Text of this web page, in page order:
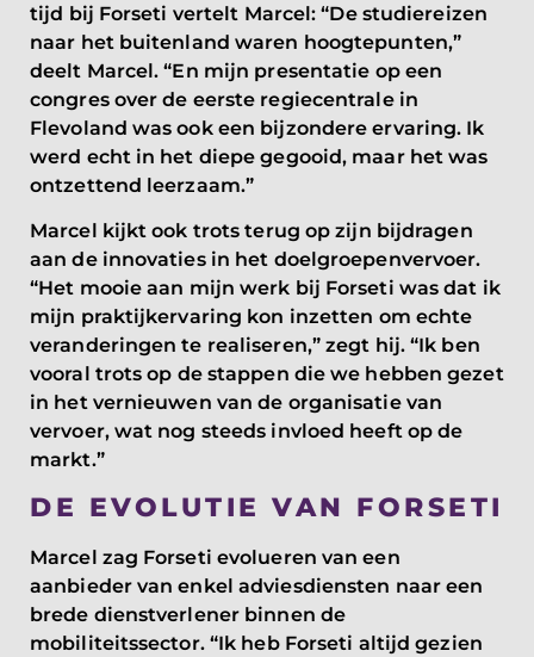
tijd bij Forseti vertelt Marcel: “De studiereizen
naar het buitenland waren hoogtepunten,”
deelt Marcel. “En mijn presentatie op een
congres over de eerste regiecentrale in
Flevoland was ook een bijzondere ervaring. Ik
werd echt in het diepe gegooid, maar het was
ontzettend leerzaam.”
Marcel kijkt ook trots terug op zijn bijdragen
aan de innovaties in het doelgroepenvervoer.
“Het mooie aan mijn werk bij Forseti was dat ik
mijn praktijkervaring kon inzetten om echte
veranderingen te realiseren,” zegt hij. “Ik ben
vooral trots op de stappen die we hebben gezet
in het vernieuwen van de organisatie van
vervoer, wat nog steeds invloed heeft op de
markt.”
DE EVOLUTIE VAN FORSETI
Marcel zag Forseti evolueren van een
aanbieder van enkel adviesdiensten naar een
brede dienstverlener binnen de
mobiliteitssector. “Ik heb Forseti altijd gezien